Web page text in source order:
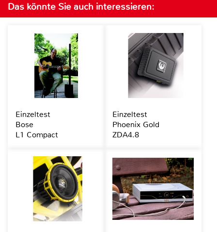
Das könnte Sie auch interessieren:
Einzeltest
Bose
L1 Compact
Einzeltest
Phoenix Gold
ZDA4.8